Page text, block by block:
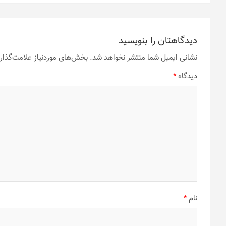
گزینه
است
در
صفحه
انتخاب
شوند
گزینه
صفحه
شوند
دیدگاهتان را بنویسید
نشانی ایمیل شما منتشر نخواهد شد. بخش‌های موردنیاز
دیدگاه*
نام*